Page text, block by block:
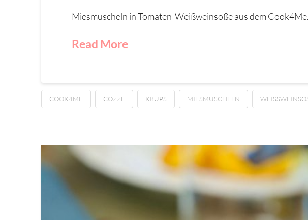
Miesmuscheln in Tomaten-Weißweinsoße aus dem
Read More
COOK4ME COZZE KRUPS MIESMUSCHELN